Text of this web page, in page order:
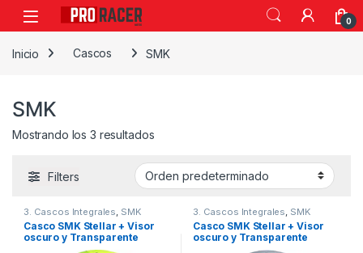
0
Inicio Cascos SMK
SMK
Mostrando los 3 resultados
Filters
3. Cascos Integrales SMK
Casco SMK Stellar + Visor
oscuro y Transparente
3. Cascos Integrales SMK
Casco SMK Stellar + Visor
oscuro y Transparente